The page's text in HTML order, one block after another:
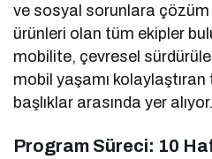
ve sosyal sorunlara çözüm
ürünleri olan tüm ekipler
mobilite, çevresel
mobil yaşamı
başlıklar arasında yer alıyor.
Program Süreci: 10